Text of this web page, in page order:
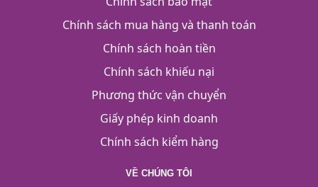
Chính sách mua hàng và thanh toán
Chính sách hoàn tiền
Chính sách khiếu nại
Phương thức vận chuyển
Giấy phép kinh doanh
Chính sách kiểm hàng
VỀ CHÚNG TÔI